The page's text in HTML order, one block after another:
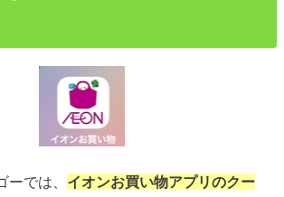
ーでは、 イオンお買い物アプリのクー